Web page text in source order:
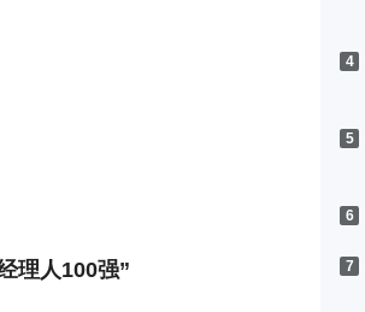
4
5
6
7
理人100强”